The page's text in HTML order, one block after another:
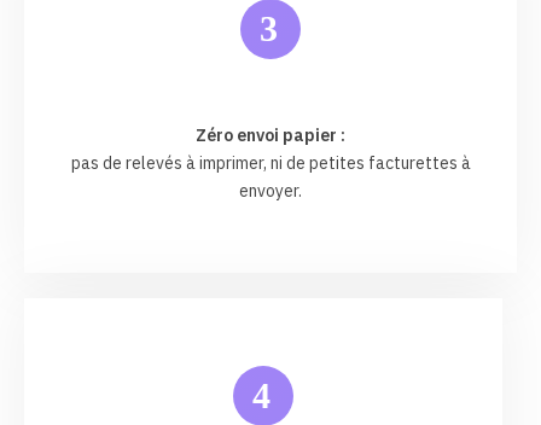
3
Zéro envoi papier :
pas de relevés à imprimer, ni de petites facturettes à
envoyer.
4